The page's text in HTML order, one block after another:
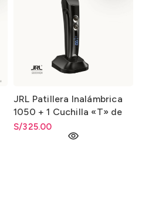
JRL Patillera Inalámbrica
1050 + 1 Cuchilla «T» de
Regalo
S/325.00